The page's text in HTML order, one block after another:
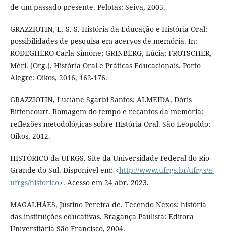
de um passado presente. Pelotas: Seiva, 2005.
GRAZZIOTIN, L. S. S. História da Educação e História Oral:
possibilidades de pesquisa em acervos de memória. In:
RODEGHERO Carla Simone; GRINBERG, Lúcia; FROTSCHER,
Méri. (Org.). História Oral e Práticas Educacionais. Porto
Alegre: Oikos, 2016, 162-176.
GRAZZIOTIN, Luciane Sgarbi Santos; ALMEIDA, Dóris
Bittencourt. Romagem do tempo e recantos da memória:
reflexões metodológicas sobre História Oral. São Leopoldo:
Oikos, 2012.
HISTÓRICO da UFRGS. Site da Universidade Federal do Rio
Grande do Sul. Disponível em: <http://www.ufrgs.br/ufrgs/a-
ufrgs/historico>. Acesso em 24 abr. 2023.
MAGALHÃES, Justino Pereira de. Tecendo Nexos: história
das instituições educativas. Bragança Paulista: Editora
Universitária São Francisco, 2004.